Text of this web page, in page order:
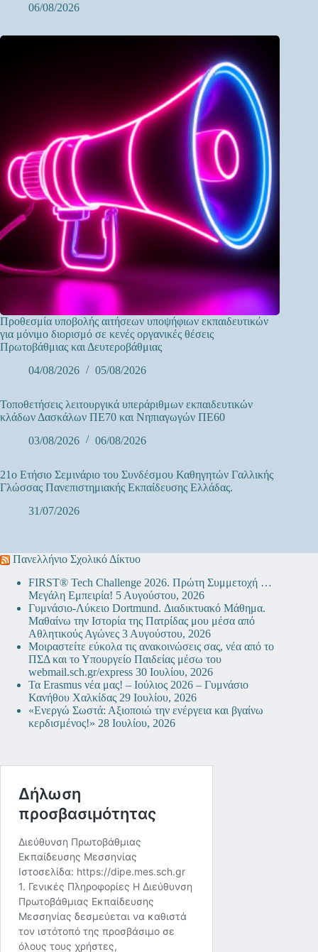
06/08/2026
Προθεσμία υποβολής αιτήσεων υποψήφιων εκπαιδευτικών
για μόνιμο διορισμό σε κενές οργανικές θέσεις
Πρωτοβάθμιας και Δευτεροβάθμιας
04/08/2026
05/08/2026
Τοποθετήσεις λειτουργικά υπεράριθμων εκπαιδευτικών
κλάδων Δασκάλων ΠΕ70 και Νηπιαγωγών ΠΕ60
03/08/2026
06/08/2026
21ο Ετήσιο Σεμινάριο του Συνδέσμου Καθηγητών Γαλλικής
Γλώσσας Πανεπιστημιακής Εκπαίδευσης Ελλάδας.
31/07/2026
Πανελλήνιο Σχολικό Δίκτυο
FIRST® Tech Challenge 2026. Πρώτη Συμμετοχή …
Μεγάλη Εμπειρία! 5 Αυγούστου, 2026
Γυμνάσιο-Λύκειο Dortmund. Διαδικτυακό Μάθημα.
Μαθαίνω την Ιστορία της Πατρίδας μου μέσα από
Αθλητικούς Αγώνες 3 Αυγούστου, 2026
Μοιραστείτε εύκολα τις ανακοινώσεις σας, νέα από το
ΠΣΔ και το Υπουργείο Παιδείας μέσω του
webmail.sch.gr/express 30 Ιουλίου, 2026
Τα Erasmus νέα μας! – Ιούλιος 2026 – Γυμνάσιο
Κανήθου Χαλκίδας 29 Ιουλίου, 2026
«Ενεργώ Σωστά: Αξιοποιώ την ενέργεια και βγαίνω
κερδισμένος!» 28 Ιουλίου, 2026